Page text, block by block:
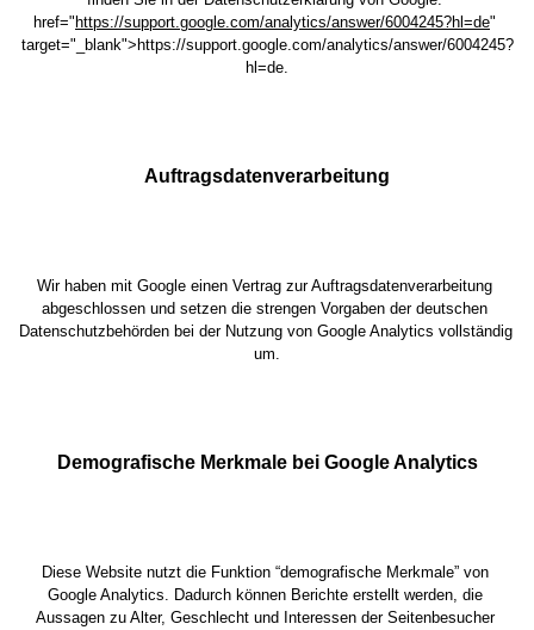
href=" https://support.google.com/analytics/answer/6004245?hl=de"
target="_blank"> https://support.google.com/analytics/answer/6004245?
hl=de.
Auftragsdatenverarbeitung
Wir haben mit Google einen Vertrag zur Auftragsdatenverarbeitung
abgeschlossen und setzen die strengen Vorgaben der deutschen
Datenschutzbehörden bei der Nutzung von Google Analytics vollständig
um.
Demografische Merkmale bei Google Analytics
Diese Website nutzt die Funktion “demografische Merkmale” von
Google Analytics. Dadurch können Berichte erstellt werden, die
Aussagen zu Alter, Geschlecht und Interessen der Seitenbesucher